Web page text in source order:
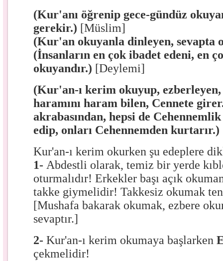
(Kur'anı öğrenip gece-gündüz
gerekir.) [Müslim]
(Kur'an okuyanla dinleyen, sevapta
(İnsanların en çok ibadet edeni, en
okuyandır.) [Deylemi]
(Kur'an-ı kerim okuyup,
haramını haram bilen, Cennete
akrabasından, hepsi de
edip, onları Cehennemden kurtarır.)
Kur'an-ı kerim okurken şu edeplere
1- Abdestli olarak, temiz bir yerde
oturmalıdır! Erkekler başı açık
takke giymelidir! Takkesiz okumak
[Mushafa bakarak okumak, ezbere
sevaptır.]
2-Kur'an-ı kerim okumaya başlarken
çekmelidir!